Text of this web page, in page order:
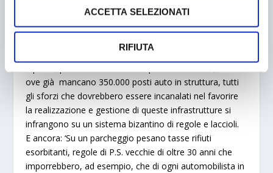
ACCETTA SELEZIONATI
RIFIUTA
imprese di parcheggio in Italia, sull’argomento.
interpellato ci ha risposto: ‘ E’ quindi sconfortante per
ove già mancano 350.000 posti auto in struttura, tutti
gli sforzi che dovrebbero essere incanalati nel favorire
la realizzazione e gestione di queste infrastrutture si
infrangono su un sistema bizantino di regole e laccioli.
E ancora:‘Su un parcheggio pesano tasse rifiuti
esorbitanti, regole di P.S. vecchie di oltre 30 anni che
imporrebbero, ad esempio, che di ogni automobilista in